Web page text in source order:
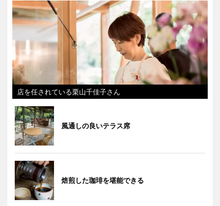
店を任されている栗山千佳子さん
風通しの良いテラス席
焙煎した珈琲を堪能できる